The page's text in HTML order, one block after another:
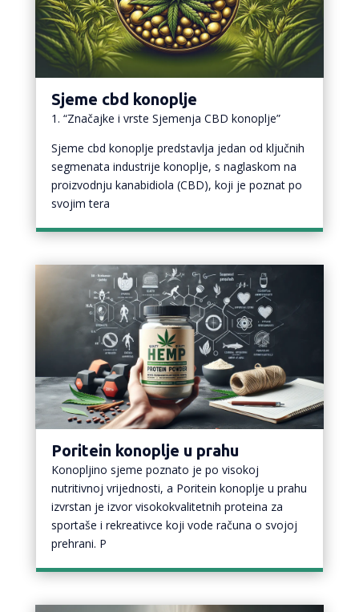
Sjeme cbd konoplje
1. “Značajke i vrste Sjemenja CBD konoplje”
Sjeme cbd konoplje predstavlja jedan od ključnih
segmenata industrije konoplje, s naglaskom na
proizvodnju kanabidiola (CBD), koji je poznat po
svojim tera
Poritein konoplje u prahu
Konopljino sjeme poznato je po visokoj
nutritivnoj vrijednosti, a Poritein konoplje u prahu
izvrstan je izvor visokokvalitetnih proteina za
sportaše i rekreativce koji vode računa o svojoj
prehrani. P